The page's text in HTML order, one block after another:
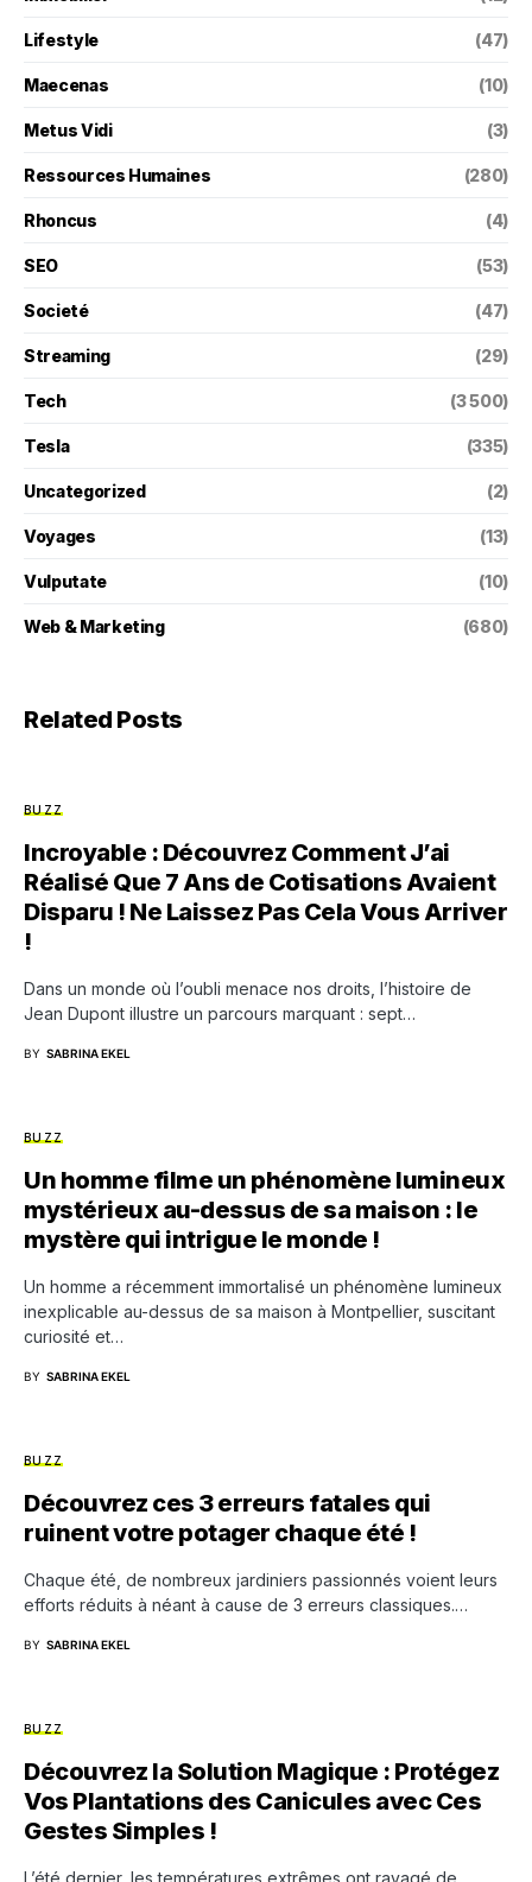
Lifestyle (47)
Maecenas (10)
Metus Vidi (3)
Ressources Humaines (280)
Rhoncus (4)
SEO (53)
Societé (47)
Streaming (29)
Tech (3 500)
Tesla (335)
Uncategorized (2)
Voyages (13)
Vulputate (10)
Web & Marketing (680)
Related Posts
BUZZ
Incroyable : Découvrez Comment J’ai
Réalisé Que 7 Ans de Cotisations Avaient
Disparu ! Ne Laissez Pas Cela Vous Arriver
!
Dans un monde où l’oubli menace nos droits, l’histoire de
Jean Dupont illustre un parcours marquant : sept…
BY SABRINA EKEL
BUZZ
Un homme filme un phénomène lumineux
mystérieux au-dessus de sa maison : le
mystère qui intrigue le monde !
Un homme a récemment immortalisé un phénomène lumineux
inexplicable au-dessus de sa maison à Montpellier, suscitant
curiosité et…
BY SABRINA EKEL
BUZZ
Découvrez ces 3 erreurs fatales qui
ruinent votre potager chaque été !
Chaque été, de nombreux jardiniers passionnés voient leurs
efforts réduits à néant à cause de 3 erreurs classiques.…
BY SABRINA EKEL
BUZZ
Découvrez la Solution Magique : Protégez
Vos Plantations des Canicules avec Ces
Gestes Simples !
L’été dernier, les températures extrêmes ont ravagé de